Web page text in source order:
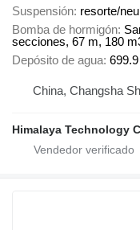
Suspensión resorte/
Bomba de hormigón
secciones, 67 m, 180
Depósito de agua
China, Changsha
Himalaya Technology